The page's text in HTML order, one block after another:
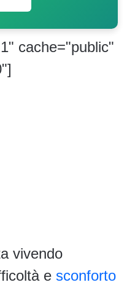
cache="public"
vivendo
e sconforto